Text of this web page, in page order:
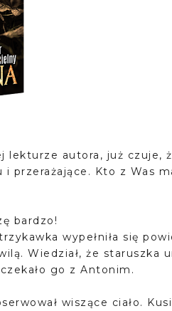
lekturze autora, już czuje,
przerażające. Kto z Was
bardzo!
wypełniła się
Wiedział, że staruszka
go z Antonim.
wiszące ciało.